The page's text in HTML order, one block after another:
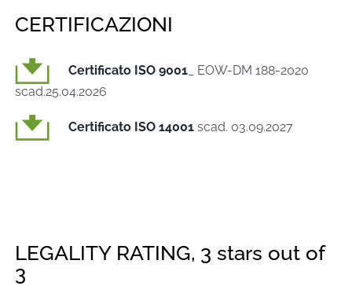
CERTIFICAZIONI
Certificato ISO 9001 _ EOW-DM 188-2020
scad.25.04.2026
Certificato ISO 14001 scad. 03.09.2027
LEGALITY RATING, 3 stars out of
3